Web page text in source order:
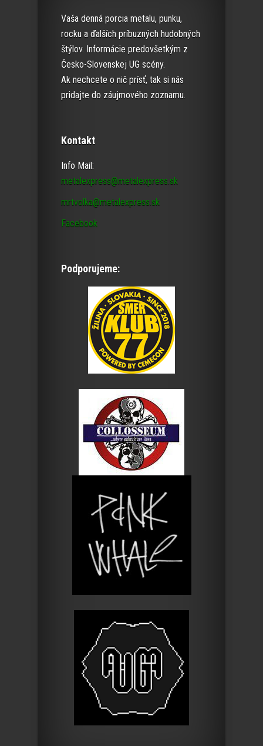
Vaša denná porcia metalu, punku,
rocku a ďalších príbuzných hudobných
štýlov. Informácie predovšetkým z
Česko-Slovenskej UG scény.
Ak nechcete o nič prísť, tak si nás
pridajte do záujmového zoznamu.
Kontakt
Info Mail:
metalexpress@metalexpress.sk
mrtvolka@metalexpress.sk
Facebook
Podporujeme: